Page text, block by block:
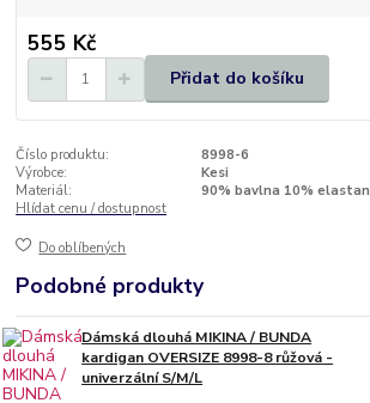
555 Kč
Přidat do košíku
Číslo produktu:
8998-6
Výrobce:
Kesi
Materiál:
90% bavlna 10% elastan
Hlídat cenu / dostupnost
Do oblíbených
Podobné produkty
Dámská dlouhá MIKINA / BUNDA
kardigan OVERSIZE 8998-8 růžová -
univerzální S/M/L